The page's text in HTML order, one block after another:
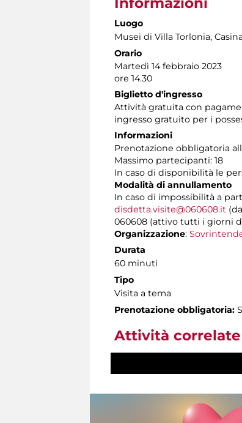
Luogo
Musei di Villa Torlonia,
Orario
Martedì 14 febbraio 2023
ore 14.30
Biglietto d'ingresso
Attività gratuita con
ingresso gratuito per i
Informazioni
Prenotazione obbligatoria
Massimo partecipanti: 18
In caso di disponibilità le
Modalità di annullamento
In caso di impossibilità a
disdetta.visite@060608.it
060608 (attivo tutti i giorni
Organizzazione:
Durata
60 minuti
Tipo
Visita a tema
Prenotazione obbligatoria:
Attività correlate